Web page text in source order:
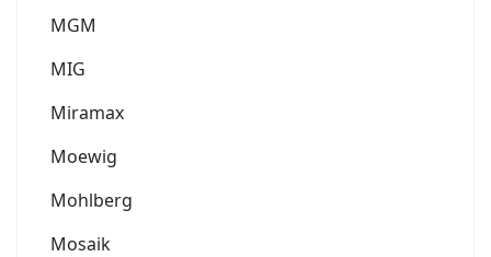
MGM
MIG
Miramax
Moewig
Mohlberg
Mosaik